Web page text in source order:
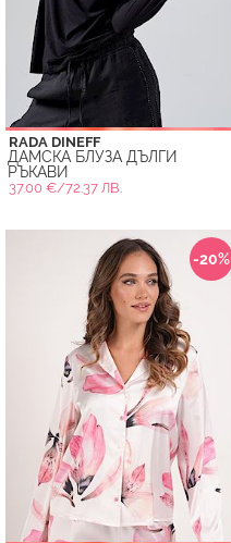
RADA DINEFF
ДАМСКА БЛУЗА ДЪЛГИ
РЪКАВИ
37.00 €/72.37 ЛВ.
-20%